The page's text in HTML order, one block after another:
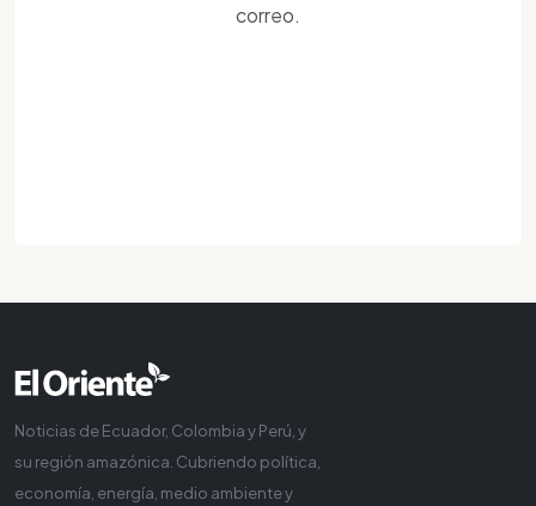
correo.
Noticias de Ecuador, Colombia y Perú, y
su región amazónica. Cubriendo política,
economía, energía, medio ambiente y